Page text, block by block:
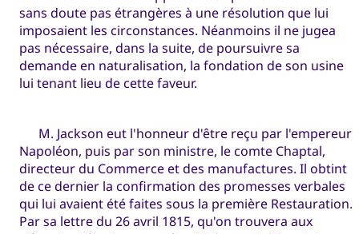
sans doute pas étrangères à une résolution que lui
imposaient les circonstances. Néanmoins il ne jugea
pas nécessaire, dans la suite, de poursuivre sa
demande en naturalisation, la fondation de son usine
lui tenant lieu de cette faveur.
M. Jackson eut l'honneur d'être reçu par l'empereur
Napoléon, puis par son ministre, le comte Chaptal,
directeur du Commerce et des manufactures. Il obtint
de ce dernier la confirmation des promesses verbales
qui lui avaient été faites sous la première Restauration.
Par sa lettre du 26 avril 1815, qu'on trouvera aux